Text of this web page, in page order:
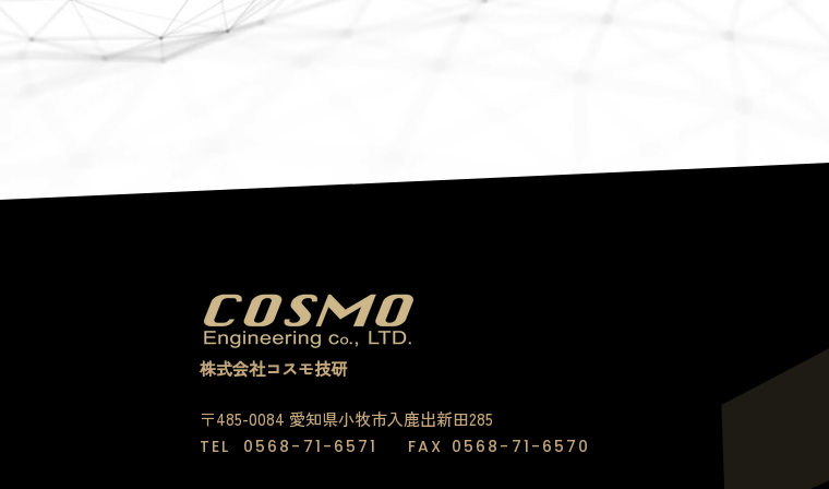
株式会社コスモ技研
〒485-0084 愛知県小牧市入鹿出新田285
TEL 0568-71-6571 FAX 0568-71-6570